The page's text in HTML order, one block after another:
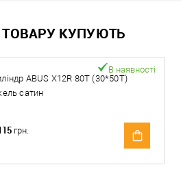
КУПУЮТЬ
ABUS X12R 80T (30*50T)
сатин
В наявності
грн.